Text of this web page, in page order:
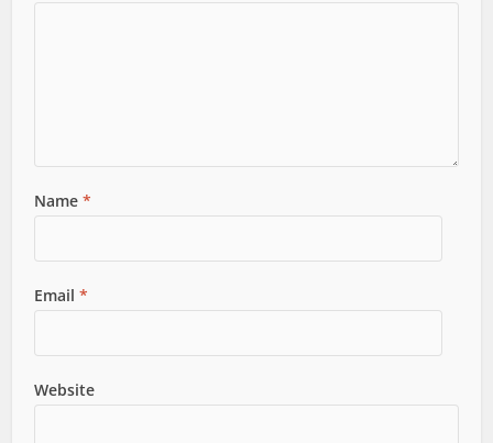
Name*
Email*
Website